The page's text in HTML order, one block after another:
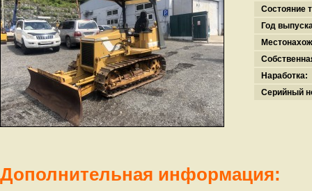
Состояние
Год
Наработка:
Серийный
Дополнительная информация: